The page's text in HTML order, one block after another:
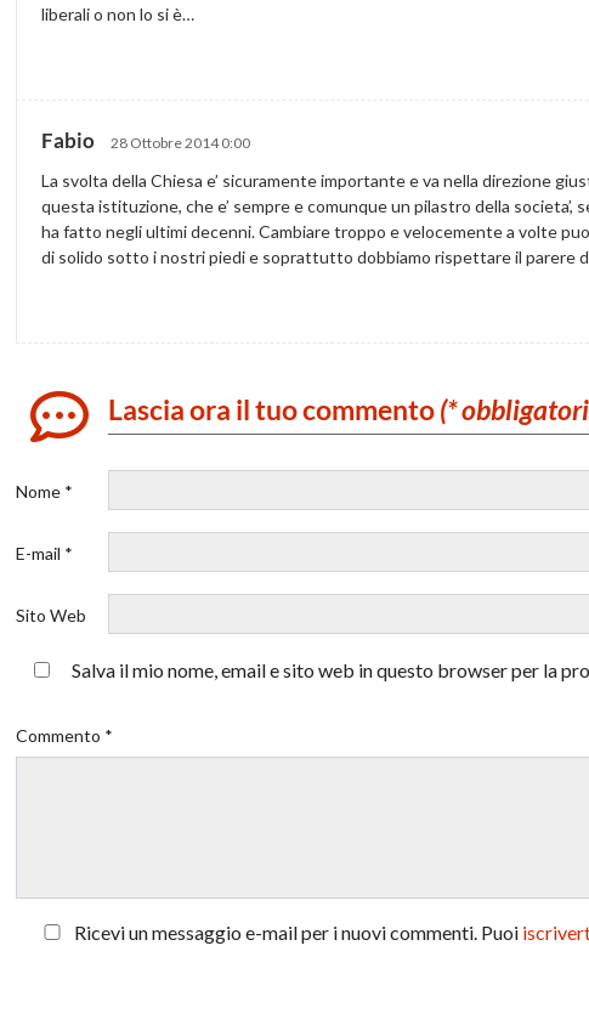
liberali o non lo si è…
Fabio 28 Ottobre 2014 0:00
La svolta della Chiesa e’ sicuramente importante e va nella direzione
questa istituzione, che e’ sempre e comunque un pilastro della
ha fatto negli ultimi decenni. Cambiare troppo e velocemente a volte
di solido sotto i nostri piedi e soprattutto dobbiamo rispettare il parere
Lascia ora il tuo commento(*
Nome *
E-mail *
Sito Web
Salva il mio nome, email e sito web in questo browser per la
Commento *
Ricevi un messaggio e-mail per i nuovi commenti. Puoi